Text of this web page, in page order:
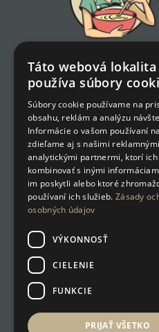
Všetky produkty
Odstúpenie od zmluvy
GDPR
Táto webová lokalita
používa súbory
Súbory cookie používame na
obsahu, reklám a analýzu
Informácie o vašom používaní
zdieľame aj s našimi
analytickými partnermi, ktorí ich
kombinovať s inými
im poskytli alebo ktoré
používaní ich služieb. Zásady
osobných údajov
VÝKONNOSŤ
CIELENIE
FUNKCIE
PRIJAŤ VŠETKO